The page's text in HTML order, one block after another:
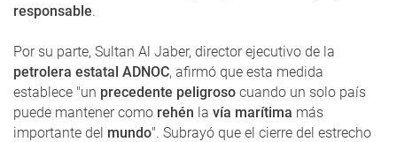
responsable.
Por su parte, Sultan Al Jaber, director ejecutivo de la
petrolera estatal ADNOC, afirmó que esta medida
establece "un precedente peligroso cuando un solo país
puede mantener como rehén la vía marítima más
importante del mundo". Subrayó que el cierre del estrecho